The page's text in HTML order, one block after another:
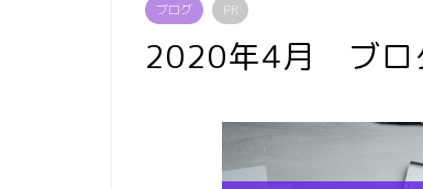
ブログ PR
2020年4月 ブロ